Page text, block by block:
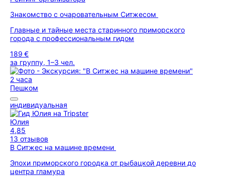
Знакомство с очаровательным Ситжесом
Главные и тайные места старинного приморского
города с профессиональным гидом
189 €
за группу, 1–3 чел.
2 часа
Пешком
индивидуальная
Юлия
4,85
13 отзывов
В Ситжес на машине времени
Эпохи приморского городка от рыбацкой деревни до
центра гламура